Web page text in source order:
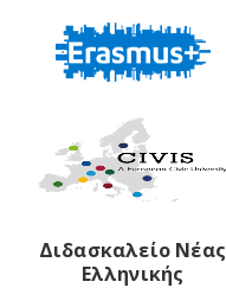
Διδασκαλείο Νέας
Ελληνικής